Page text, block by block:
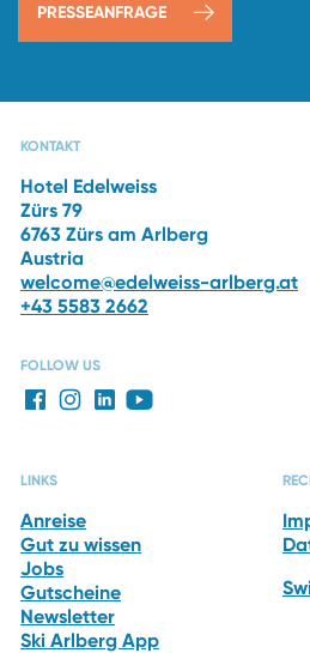
PRESSEANFRAGE
KONTAKT
Hotel Edelweiss
Zürs 79
6763 Zürs am Arlberg
Austria
welcome@edelweiss-arlberg.at
+43 5583 2662
FOLLOW US
LINKS
Anreise
Gut zu wissen
Jobs
Gutscheine
Newsletter
Ski Arlberg App